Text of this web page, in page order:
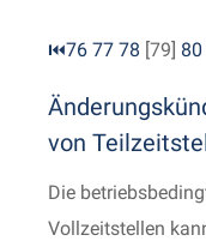
⏮76 77 78 [79] 80
von
Die
Vollzeitstellen